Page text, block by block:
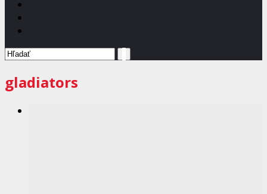
gladiators